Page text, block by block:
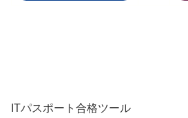
ITパスポート合格ツール